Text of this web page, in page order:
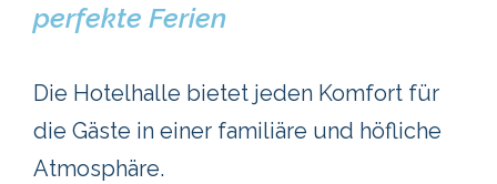
perfekte Ferien
Die Hotelhalle bietet jeden Komfort für
die Gäste in einer familiäre und höfliche
Atmosphäre.